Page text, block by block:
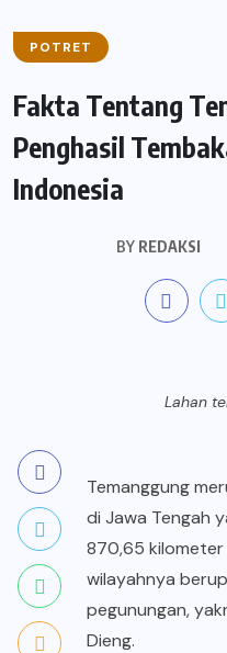
POTRET
Fakta Tentang
Penghasil
Indonesia
BY REDAKSI
Lahan
Temanggung
di Jawa Tengah
870,65 kilometer
wilayahnya
pegunungan,
Dieng.